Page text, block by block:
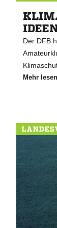
Der DFB
Mehr lesen